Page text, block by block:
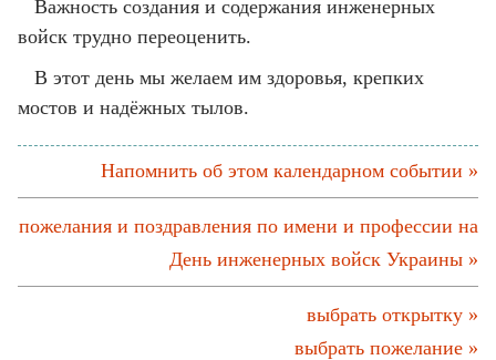
Важность создания и содержания инженерных
войск трудно переоценить.
В этот день мы желаем им здоровья, крепких
мостов и надёжных тылов.
Напомнить об этом календарном событии »
пожелания и поздравления по имени и профессии на
День инженерных войск Украины »
выбрать открытку »
выбрать пожелание »